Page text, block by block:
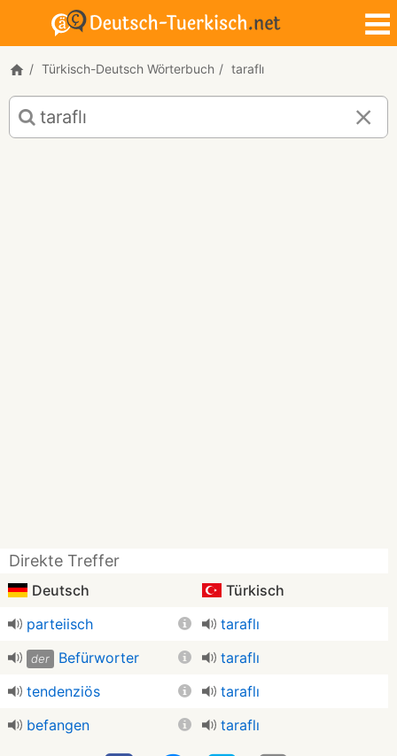
Türkisch-Deutsch Wörterbuch taraflı
Türkisch-
Deutsch
Übersetzung
Direkte Treffer
Deutsch
Türkisch
parteiisch
taraflı
der Befürworter
taraflı
tendenziös
taraflı
befangen
taraflı